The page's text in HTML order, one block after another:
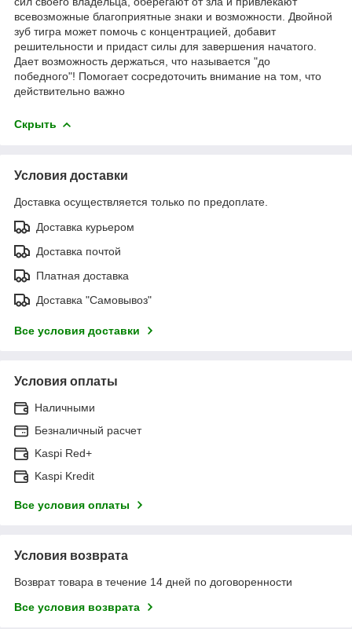
всевозможные благоприятные знаки и возможности. Двойной
зуб тигра может помочь с концентрацией, добавит
решительности и придаст силы для завершения начатого.
Дает возможность держаться, что называется "до
победного"! Помогает сосредоточить внимание на том, что
действительно важно
Скрыть
Условия доставки
Доставка осуществляется только по предоплате.
Доставка курьером
Доставка почтой
Платная доставка
Доставка "Самовывоз"
Все условия доставки
Условия оплаты
Наличными
Безналичный расчет
Kaspi Red+
Kaspi Kredit
Все условия оплаты
Условия возврата
Возврат товара в течение 14 дней по договоренности
Все условия возврата